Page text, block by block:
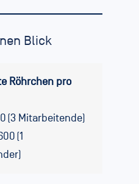
Blick
Röhrchen pro
(3 Mitarbeitende)
(1